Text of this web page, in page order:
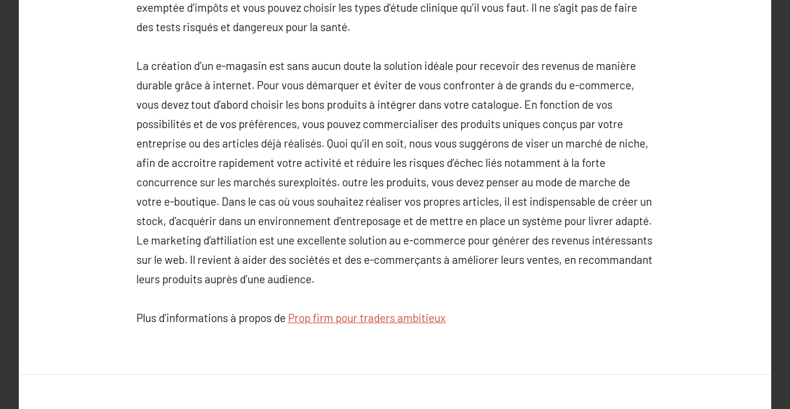
exemptée d’impôts et vous pouvez choisir les types d’étude clinique qu’il vous faut. Il ne s’agit pas de faire
des tests risqués et dangereux pour la santé.
La création d’un e-magasin est sans aucun doute la solution idéale pour recevoir des revenus de manière
durable grâce à internet. Pour vous démarquer et éviter de vous confronter à de grands du e-commerce,
vous devez tout d’abord choisir les bons produits à intégrer dans votre catalogue. En fonction de vos
possibilités et de vos préférences, vous pouvez commercialiser des produits uniques conçus par votre
entreprise ou des articles déjà réalisés. Quoi qu’il en soit, nous vous suggérons de viser un marché de niche,
afin de accroitre rapidement votre activité et réduire les risques d’échec liés notamment à la forte
concurrence sur les marchés surexploités. outre les produits, vous devez penser au mode de marche de
votre e-boutique. Dans le cas où vous souhaitez réaliser vos propres articles, il est indispensable de créer un
stock, d’acquérir dans un environnement d’entreposage et de mettre en place un système pour livrer adapté.
Le marketing d’affiliation est une excellente solution au e-commerce pour générer des revenus intéressants
sur le web. Il revient à aider des sociétés et des e-commerçants à améliorer leurs ventes, en recommandant
leurs produits auprès d’une audience.
Plus d’informations à propos de Prop firm pour traders ambitieux